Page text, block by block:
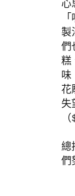
心
製
們
糕
味
花
失
總
們